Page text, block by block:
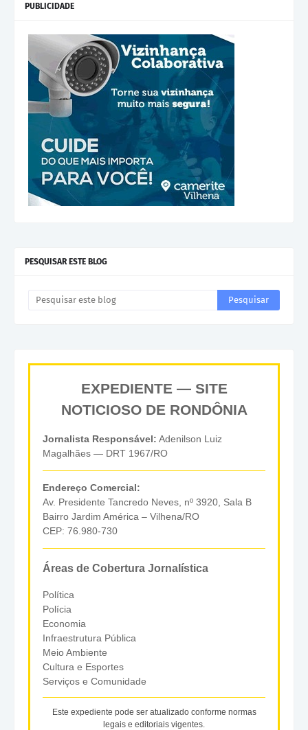
PUBLICIDADE
PESQUISAR ESTE BLOG
EXPEDIENTE — SITE
NOTICIOSO DE RONDÔNIA
Jornalista Responsável: Adenilson Luiz
Magalhães — DRT 1967/RO
Endereço Comercial:
Av. Presidente Tancredo Neves, nº 3920, Sala B
Bairro Jardim América – Vilhena/RO
CEP: 76.980-730
Áreas de Cobertura Jornalística
Política
Polícia
Economia
Infraestrutura Pública
Meio Ambiente
Cultura e Esportes
Serviços e Comunidade
Este expediente pode ser atualizado conforme normas
legais e editoriais vigentes.